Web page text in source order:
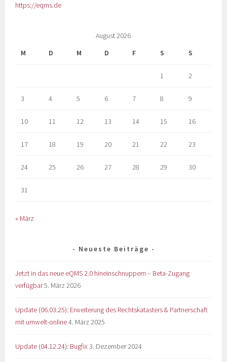
https://eqms.de
August 2026
M
D M D F S S
1 2
3 4 5 6 7 8 9
10 11 12 13 14 15 16
17 18 19 20 21 22 23
24 25 26 27 28 29 30
31
« März
Neueste Beiträge
Jetzt in das neue eQMS 2.0 hineinschnuppern – Beta-Zugang
verfügbar5. März 2026
Update (06.03.25): Erweiterung des Rechtskatasters & Partnerschaft
mit umwelt-online4. März 2025
Update (04.12.24): Bugfix3. Dezember 2024